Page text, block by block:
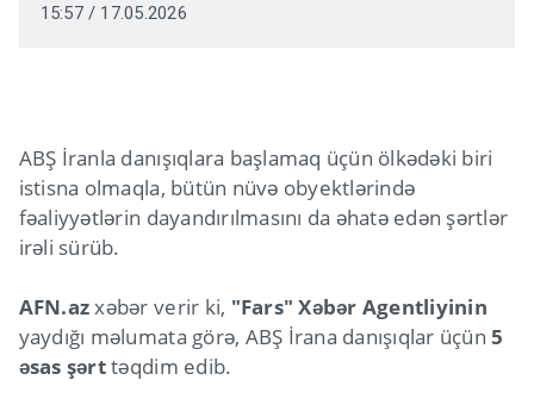
15:57 / 17.05.2026
ABŞ İranla danışıqlara başlamaq üçün ölkədəki biri
istisna olmaqla, bütün nüvə obyektlərində
fəaliyyətlərin dayandırılmasını da əhatə edən şərtlər
irəli sürüb.
AFN.azxəbər verir ki, "Fars" Xəbər Agentliyinin
yaydığı məlumata görə, ABŞ İrana danışıqlar üçün5
əsas şərttəqdim edib.